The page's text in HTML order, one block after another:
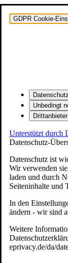
GDPR Cookie-
Unbedingt
Unterstützt durch
Datenschutz-
Datenschutz ist
Wir verwenden
laden und durch
Seiteninhalte und
In den
ändern - wir sind
Weitere
eprivacy.de/da/